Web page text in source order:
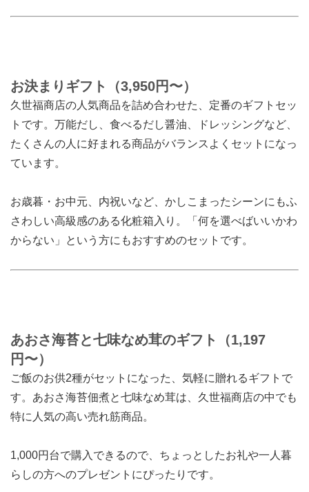
お決まりギフト（3,950円〜）
久世福商店の人気商品を詰め合わせた、定番のギフトセッ
トです。万能だし、食べるだし醤油、ドレッシングなど、
たくさんの人に好まれる商品がバランスよくセットになっ
ています。
お歳暮・お中元、内祝いなど、かしこまったシーンにもふ
さわしい高級感のある化粧箱入り。「何を選べばいいかわ
からない」という方にもおすすめのセットです。
あおさ海苔と七味なめ茸のギフト（1,197
円〜）
ご飯のお供2種がセットになった、気軽に贈れるギフトで
す。あおさ海苔佃煮と七味なめ茸は、久世福商店の中でも
特に人気の高い売れ筋商品。
1,000円台で購入できるので、ちょっとしたお礼や一人暮
らしの方へのプレゼントにぴったりです。